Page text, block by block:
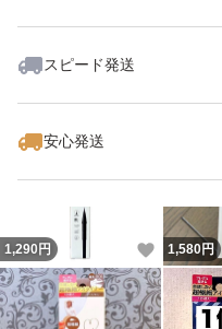
スピード発送
安心発送
1,290 円 いいね！
1,580円